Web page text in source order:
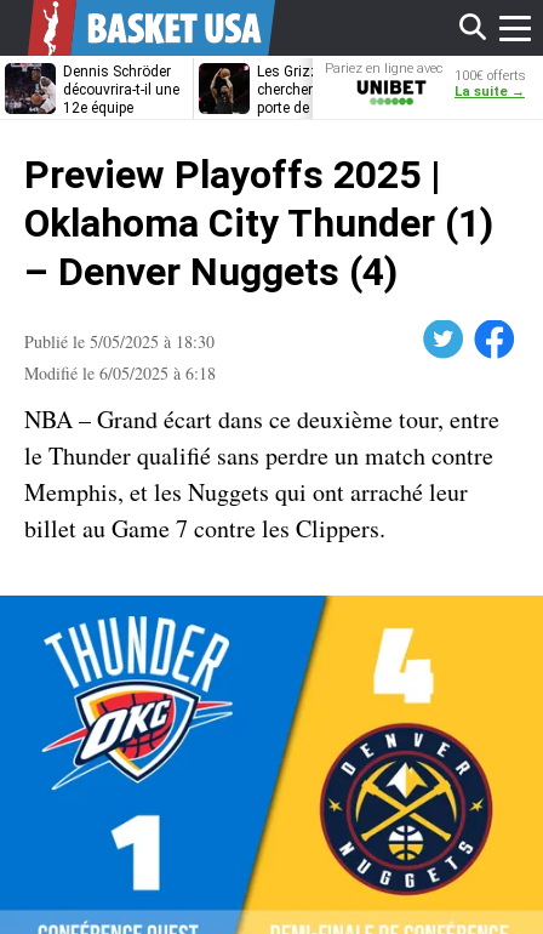
Dennis Schröder
découvrira-t-il une
12e équipe
Les Grizzlies
cherchent déjà une
porte de sortie
Dwane Casey
bientôt coach
Pariez en ligne avec
Unibet
100€ offerts
La suite →
Preview Playoffs 2025 |
Oklahoma City Thunder (1)
– Denver Nuggets (4)
Publié le 5/05/2025 à 18:30
Modifié le 6/05/2025 à 6:18
Facebook
NBA – Grand écart dans ce deuxième tour, entre
le Thunder qualifié sans perdre un match contre
Memphis, et les Nuggets qui ont arraché leur
billet au Game 7 contre les Clippers.